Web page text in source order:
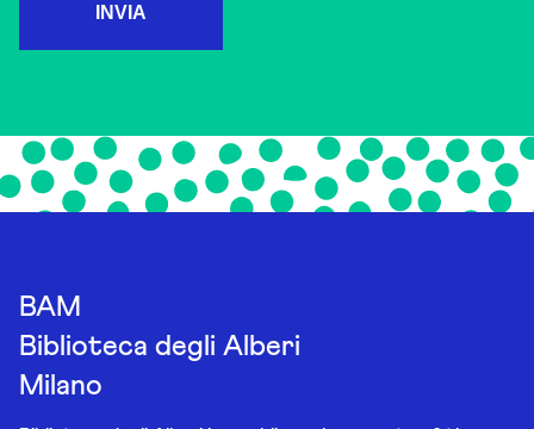
INVIA
BAM
Biblioteca degli Alberi
Milano